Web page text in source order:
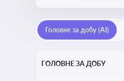
Головне за добу (AI)
ГОЛОВНЕ ЗА ДОБУ